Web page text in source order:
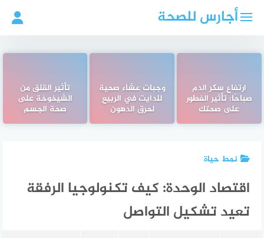
أجارس للصحة
ارتفاع سكر الدم
صباحًا: تأثير الفطور
على صحتك
وجبات عشاء صحية
للدايت في الربيع
لحرق الدهون
تأثير القلق من
الشيخوخة على
صحة الجسم
نمط حياة
اقتصاد الوحدة: كيف تكنولوجيا الرفقة
تعيد تشكيل التواصل